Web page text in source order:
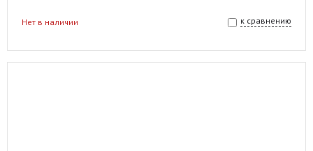
к сравнению
Нет в наличии